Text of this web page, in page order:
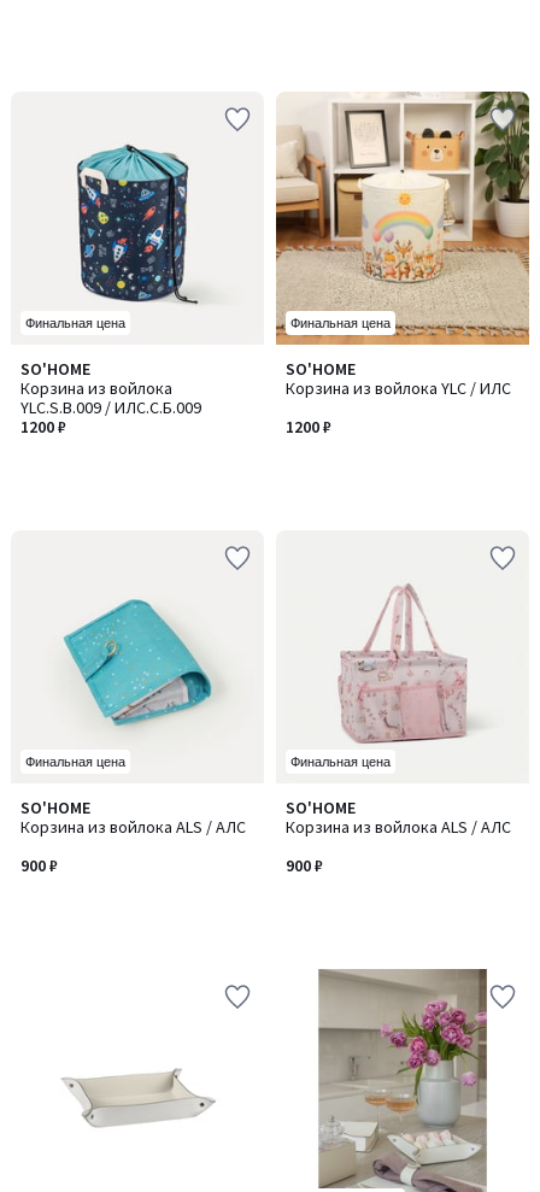
Финальная цена
SO'HOME
Корзина из войлока
YLC.S.B.009 / ИЛC.С.Б.009
1200 ₽
Финальная цена
SO'HOME
Корзина из войлока YLC / ИЛC
1200 ₽
Финальная цена
SO'HOME
Корзина из войлока ALS / АЛС
900 ₽
Финальная цена
SO'HOME
Корзина из войлока ALS / АЛС
900 ₽